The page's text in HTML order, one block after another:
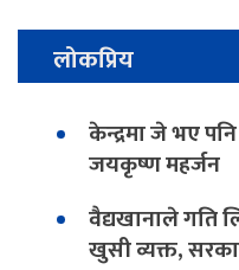
लोकप्रिय
केन्द्रमा जे भए पनि
जयकृष्ण महर्जन
वैद्यखानाले गति
खुसी व्यक्त,